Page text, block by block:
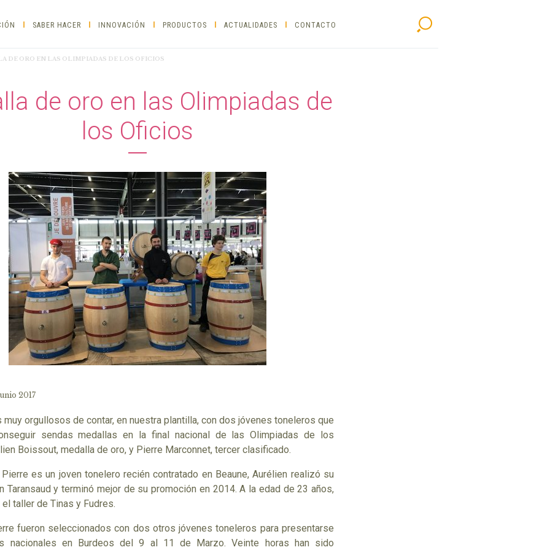
SABER HACER INNOVACIÓN PRODUCTOS ACTUALIDADES CONTACTO
Buscar
DE ORO EN LAS OLIMPIADAS DE LOS OFICIOS
de oro en las Olimpiadas de
los Oficios
2017
orgullosos de contar, en nuestra plantilla, con dos jóvenes toneleros que
sendas medallas en la final nacional de las Olimpiadas de los
Boissout, medalla de oro, y Pierre Marconnet, tercer clasificado.
es un joven tonelero recién contratado en Beaune, Aurélien realizó su
Taransaud y terminó mejor de su promoción en 2014. A la edad de 23 años,
el taller de Tinas y Fudres.
fueron seleccionados con dos otros jóvenes toneleros para presentarse
nacionales en Burdeos del 9 al 11 de Marzo. Veinte horas han sido